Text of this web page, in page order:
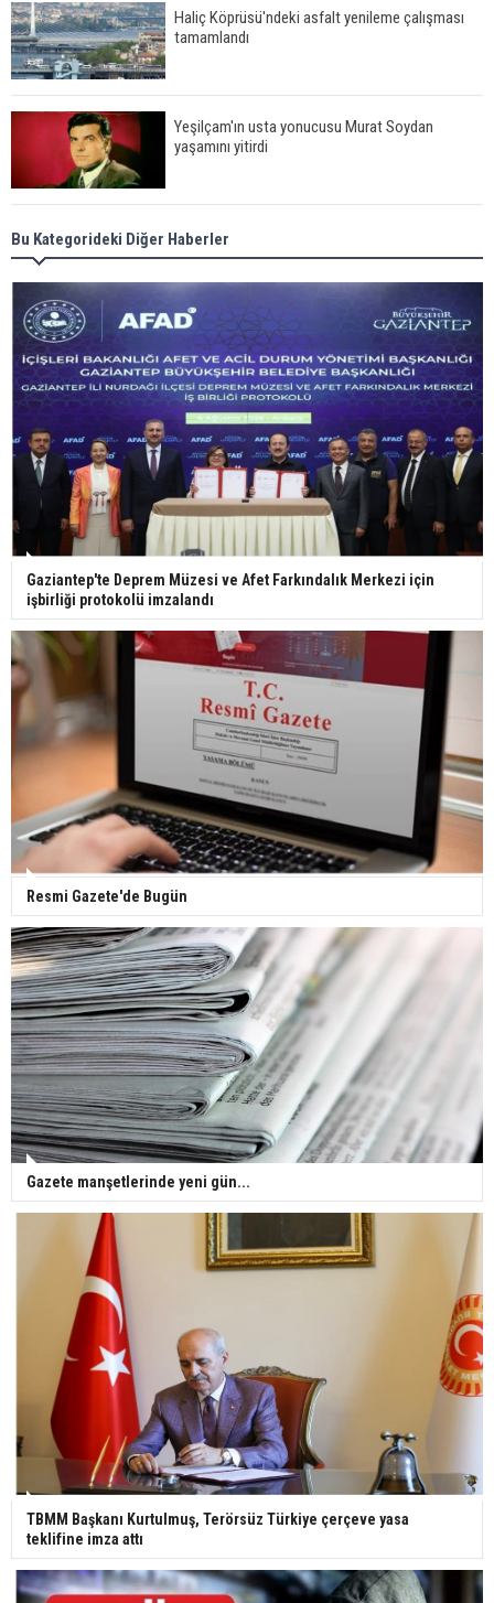
Haliç Köprüsü'ndeki asfalt yenileme çalışması
tamamlandı
Yeşilçam'ın usta yonucusu Murat Soydan
yaşamını yitirdi
Meral Akşener ile Müsavat Dervişoğlu cenazede
görüntülendi
29 Mayıs okullar tatil mi?
Bilim kurgu gerçekleşiyor... Dondurulmuş
insanları hayata döndürecek keşif
Ünlü türkücü Mahmut Tuncer estetik operasyon
geçirdi: Son hali gündem oldu
Yerli turist 229,7 milyar lira seyahat harcaması
yaptı
Gazze'deki Sağlık Bakanlığı duyurdu: Vahşetin
pençesinde 2 salgın vaka tespit edildi
Bu Kategorideki Diğer Haberler
Gaziantep'te Deprem Müzesi ve Afet Farkındalık Merkezi için
işbirliği protokolü imzalandı
Resmi Gazete'de Bugün
Gazete manşetlerinde yeni gün...
TBMM Başkanı Kurtulmuş, Terörsüz Türkiye çerçeve yasa
teklifine imza attı